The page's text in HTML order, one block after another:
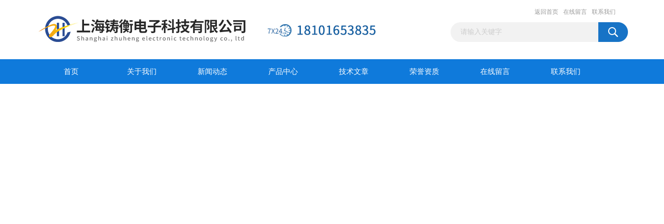
返回首页 在线留言 联系我们
首页 关于我们 新闻动态 产品中心 技术文章 荣誉资质 在线留言 联系我们